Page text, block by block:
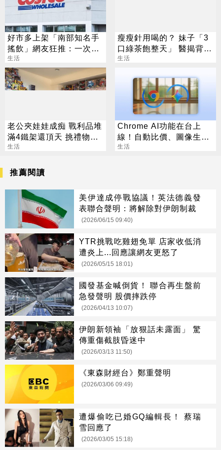
好市多上架「南部知名手
搖飲」網友狂推：一次扛
3箱才尊重
生活
瘦瘦針用喝的？ 妹子「3
口綠茶飽整天」 醫揭背後
真相
生活
老公夾娃娃成痴 戰利品堆
滿4鐵架還頂天 挑禮物就
要花半小時
生活
Chrome AI功能在台上
線！自動比價、圖像生成
化身最強助理
生活
推薦閱讀
美伊達成停戰協議！英法德義發
表聯合聲明：將解除對伊朗制裁
(2026/06/15 09:40)
YTR挑戰吃雞翅免單 店家收低消
遭炎上...回應讓網友更怒了
(2026/05/15 18:01)
國發基金喊倒貨！ 聯合再生盤前
急發聲明 股價摔跌停
(2026/04/13 10:07)
伊朗新領袖「放狠話未露面」 驚
傳重傷截肢昏迷中
(2026/03/13 11:50)
《東森財經台》鄭重聲明
(2026/03/06 09:49)
遭爆偷吃已婚GQ編輯長！ 蔡瑞
雪回應了
(2026/03/05 15:18)